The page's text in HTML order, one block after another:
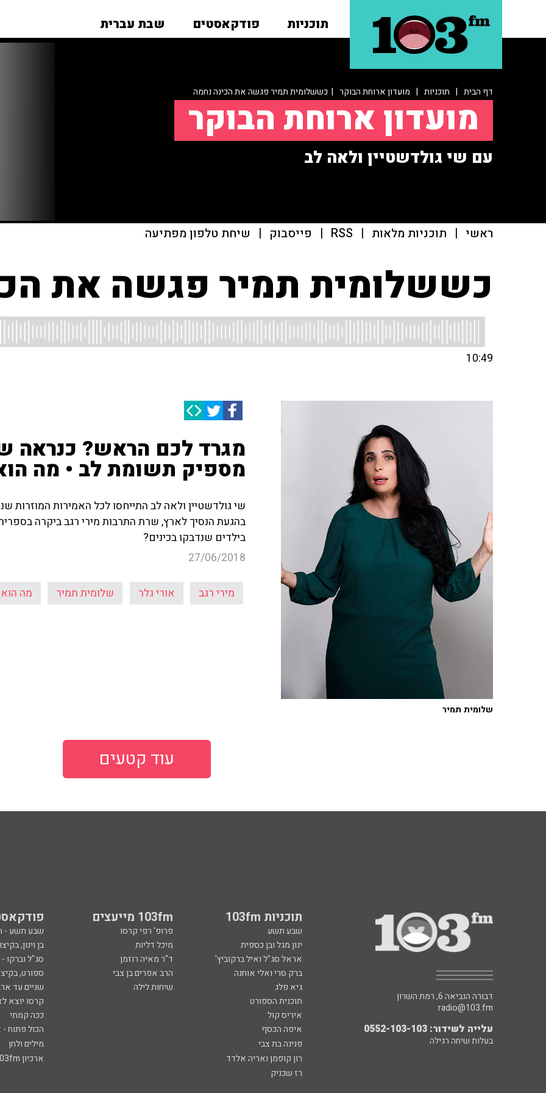
תוכניות פודקאסטים שבת עברית
דף הבית | תוכניות | מועדון ארוחת הבוקר | כששלומית תמיר פגשה את הכינה נחמה
מועדון ארוחת הבוקר
עם שי גולדשטיין ולאה לב
ראשי | תוכניות מלאות |
RSS
| פייסבוק | שיחת טלפון מפתיעה
כששלומית תמיר פגשה את
10:49
מגרד לכם הראש? כנראה
מספיק תשומת לב • מה
שי גולדשטיין ולאה לב התייחסו לכל האמירות
בהגעת הנסיך לארץ, שרת התרבות מירי רגב ביקרה
בילדים שנדבקו בכינים?
27/06/2018
מירי רגב אורי גלר שלומית תמיר מה
שלומית תמיר
עוד קטעים
תוכניות 103fm 103fm מייעצים
שבע תשע פרופ' רפי קרסו
שבע תשע -
ינון מגל ובן כספית
מיכל דליות
בן וינון,
אראל סג"ל ואיל ברקוביץ'
ד"ר מאיה רוזמן
סג"ל וברקו
ברק סרי ואלי אוחנה
הרב אפרים בן צבי
ספורט,
גיא פלג
שיחות לילה
שניים עד
תוכנית הספורט
קרסו יוצא
איריס קול
ככה קמתי
איפה הכסף
הכול פתוח -
פנינה בת צבי
מילים ולחן
רון קופמן ואריה אלדד
ארכיון 103fm
רז שכניק
דבורה הנביאה 6, רמת השרון
radio@103.fm
עלייה לשידור: 0552-103-103
בעלות שיחה רגילה